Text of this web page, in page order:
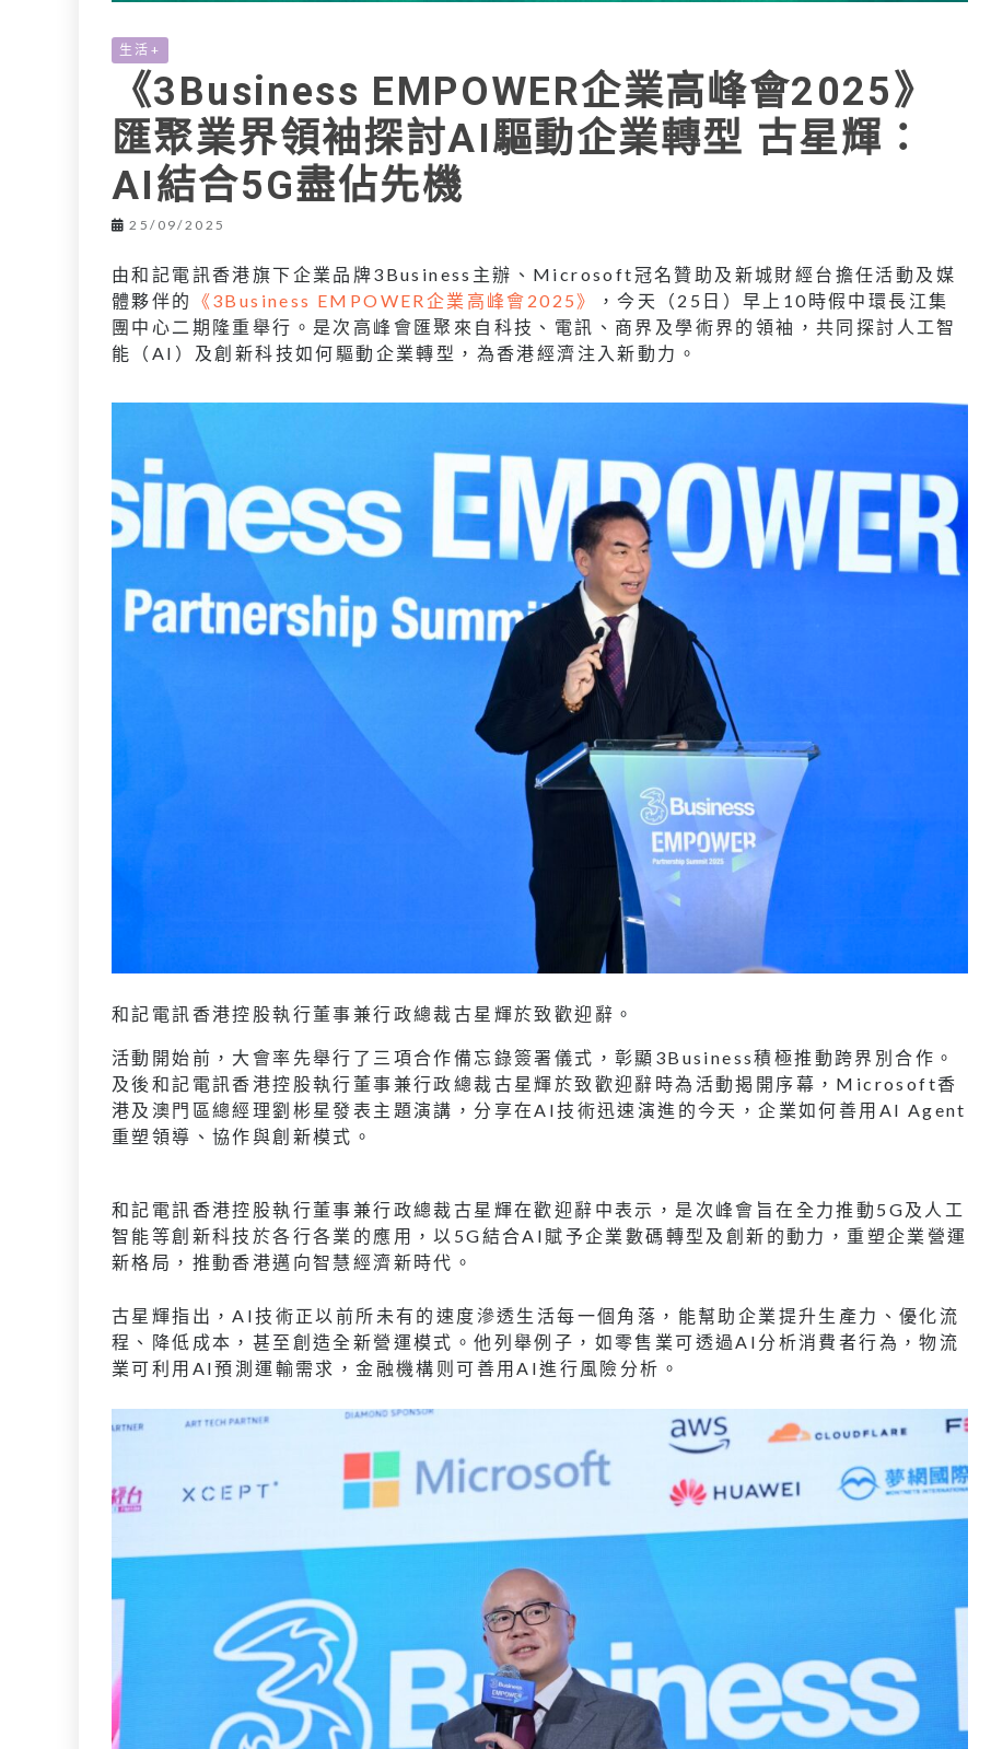
生活+
《3Business EMPOWER企業高峰會2025》
匯聚業界領袖探討AI驅動企業轉型 古星輝：
AI結合5G盡佔先機
25/09/2025
由和記電訊香港旗下企業品牌3Business主辦、Microsoft冠名贊助及新城財經台擔任活動及媒
體夥伴的
《3Business EMPOWER企業高峰會2025》
，今天（25日）早上10時假中環長江集
團中心二期隆重舉行。是次高峰會匯聚來自科技、電訊、商界及學術界的領袖，共同探討人工智
能（AI）及創新科技如何驅動企業轉型，為香港經濟注入新動力。
和記電訊香港控股執行董事兼行政總裁古星輝於致歡迎辭。
活動開始前，大會率先舉行了三項合作備忘錄簽署儀式，彰顯3Business積極推動跨界別合作。
及後和記電訊香港控股執行董事兼行政總裁古星輝於致歡迎辭時為活動揭開序幕，Microsoft香
港及澳門區總經理劉彬星發表主題演講，分享在AI技術迅速演進的今天，企業如何善用AI Agent
重塑領導、協作與創新模式。
和記電訊香港控股執行董事兼行政總裁古星輝在歡迎辭中表示，是次峰會旨在全力推動5G及人工
智能等創新科技於各行各業的應用，以5G結合AI賦予企業數碼轉型及創新的動力，重塑企業營運
新格局，推動香港邁向智慧經濟新時代。
古星輝指出，AI技術正以前所未有的速度滲透生活每一個角落，能幫助企業提升生產力、優化流
程、降低成本，甚至創造全新營運模式。他列舉例子，如零售業可透過AI分析消費者行為，物流
業可利用AI預測運輸需求，金融機構则可善用AI進行風險分析。